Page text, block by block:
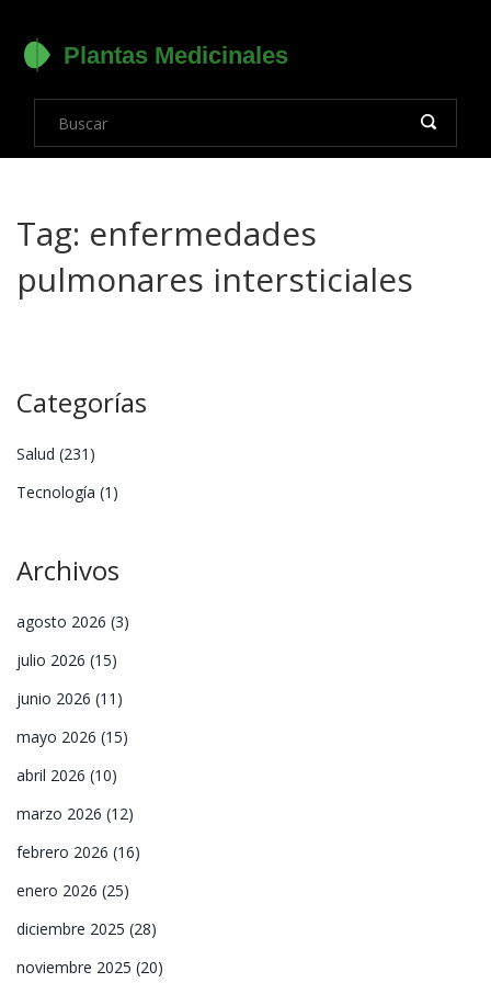
Tag: enfermedades
pulmonares intersticiales
Categorías
Salud (231)
Tecnología (1)
Archivos
agosto 2026 (3)
julio 2026 (15)
junio 2026 (11)
mayo 2026 (15)
abril 2026 (10)
marzo 2026 (12)
febrero 2026 (16)
enero 2026 (25)
diciembre 2025 (28)
noviembre 2025 (20)